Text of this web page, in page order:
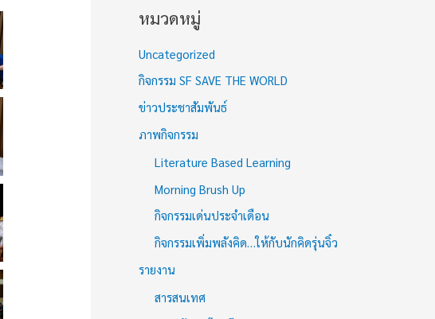
หมวดหมู่
Uncategorized
กิจกรรม SF SAVE THE WORLD
ข่าวประชาสัมพันธ์
ภาพกิจกรรม
Literature Based Learning
Morning Brush Up
กิจกรรมเด่นประจำเดือน
กิจกรรมเพิ่มพลังคิด…ให้กับนักคิดรุ่นจิ๋ว
รายงาน
สารสนเทศ